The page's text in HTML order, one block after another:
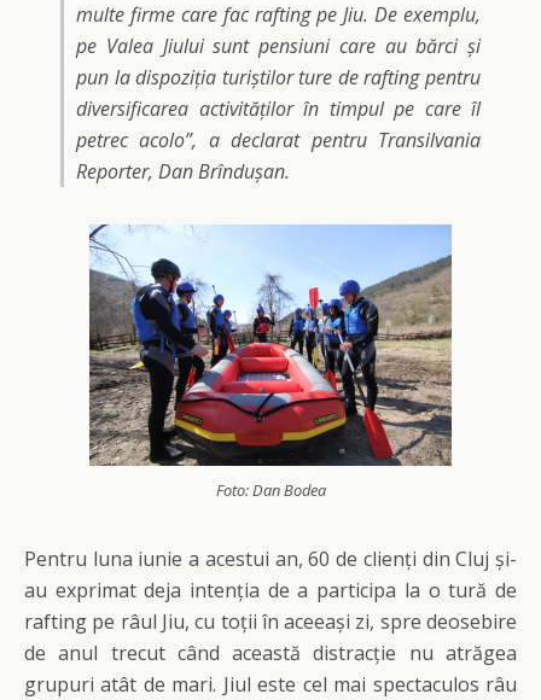
multe firme care fac rafting pe Jiu. De exemplu,
pe Valea Jiului sunt pensiuni care au bărci și
pun la dispoziția turiștilor ture de rafting pentru
diversificarea activităților în timpul pe care îl
petrec acolo”, a declarat pentru Transilvania
Reporter, Dan Brîndușan.
Foto: Dan Bodea
Pentru luna iunie a acestui an, 60 de clienți din Cluj și-
au exprimat deja intenția de a participa la o tură de
rafting pe râul Jiu, cu toții în aceeași zi, spre deosebire
de anul trecut când această distracție nu atrăgea
grupuri atât de mari. Jiul este cel mai spectaculos râu